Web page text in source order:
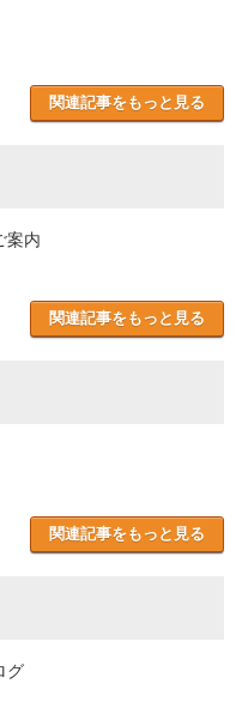
関連記事をもっと見る
案内
関連記事をもっと見る
関連記事をもっと見る
グ